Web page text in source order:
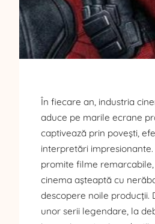
În fiecare an, industria
aduce pe marile ecrane
captivează prin povești,
interpretări impresionante.
promite filme
cinema așteaptă cu
descopere noile producții.
unor serii legendare, la